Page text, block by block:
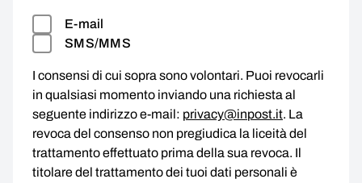
E-mail
SMS/MMS
I consensi di cui sopra sono volontari. Puoi revocarli
in qualsiasi momento inviando una richiesta al
seguente indirizzo e-mail: privacy@inpost.it. La
revoca del consenso non pregiudica la liceità del
trattamento effettuato prima della sua revoca. Il
titolare del trattamento dei tuoi dati personali è